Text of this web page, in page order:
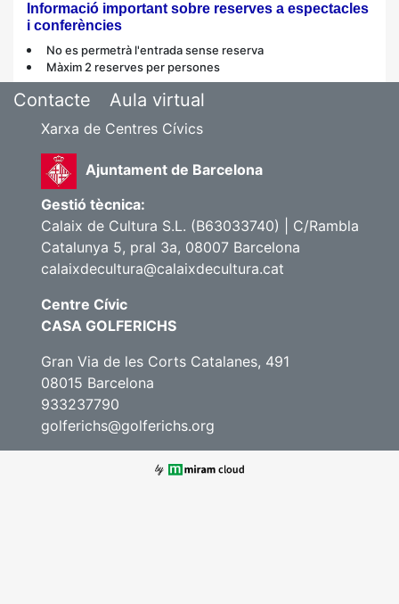
Informació important sobre reserves a espectacles
i conferències
No es permetrà l'entrada sense reserva
Màxim 2 reserves per persones
Contacte Aula virtual
Xarxa de Centres Cívics
Ajuntament de Barcelona
Gestió tècnica:
Calaix de Cultura S.L. (B63033740) | C/Rambla
Catalunya 5, pral 3a, 08007 Barcelona
calaixdecultura@calaixdecultura.cat
Centre Cívic
CASA GOLFERICHS
Gran Via de les Corts Catalanes, 491
08015 Barcelona
933237790
golferichs@golferichs.org